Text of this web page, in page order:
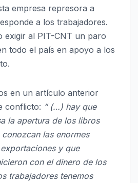
empresa represora a
a los trabajadores.
exigir al PIT-CNT un paro
todo el país en apoyo a los
en un artículo anterior
conflicto: “ (…) hay que
la apertura de los libros
las enormes
y que
con el dinero de los
trabajadores tenemos